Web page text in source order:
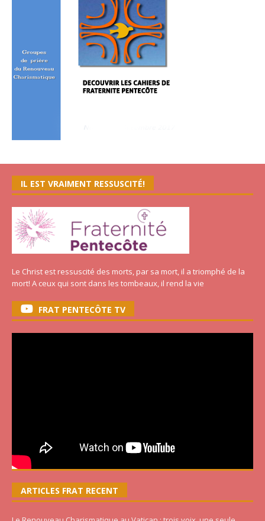
IL EST VRAIMENT RESSUSCITÉ!
Le Christ est ressuscité des morts, par sa mort, il a triomphé de la
mort! A ceux qui sont dans les tombeaux, il rend la vie
FRAT PENTECÔTE TV
ARTICLES FRAT RECENT